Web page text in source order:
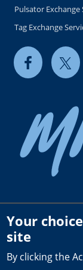
Pulsator Exchange
Tag Exchange
Copyright ©
Your
site
By clicking the